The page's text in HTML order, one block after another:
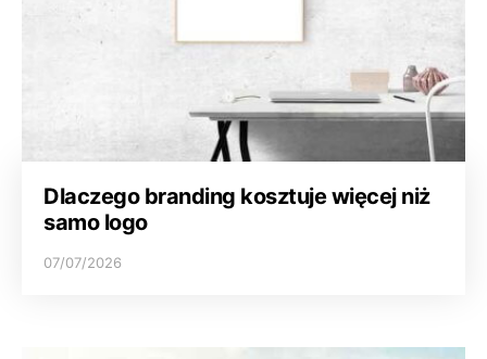
Dlaczego branding kosztuje więcej niż
samo logo
07/07/2026